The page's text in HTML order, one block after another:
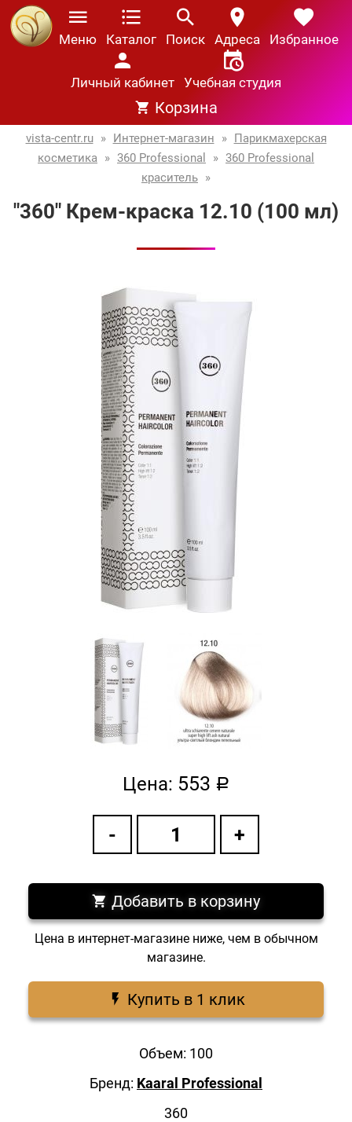
Меню Каталог Поиск Адреса Избранное
Личный кабинет Учебная студия
Корзина
vista-centr.ru » Интернет-магазин » Парикмахерская
косметика » 360 Professional » 360 Professional
краситель »
"360" Крем-краска 12.10 (100 мл)
Цена: 553 a
Добавить в корзину
Цена в интернет-магазине ниже, чем в обычном
магазине.
Купить в 1 клик
Объем: 100
Бренд: Kaaral Professional
360